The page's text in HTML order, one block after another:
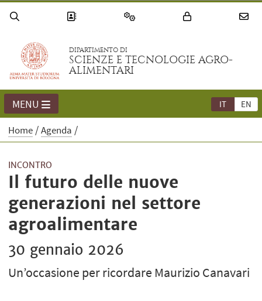
DIPARTIMENTO DI
SCIENZE E TECNOLOGIE AGRO-
ALIMENTARI
IT EN
MENU
Home Agenda
INCONTRO
Il futuro delle nuove
generazioni nel settore
agroalimentare
30 gennaio 2026
Un’occasione per ricordare Maurizio Canavari